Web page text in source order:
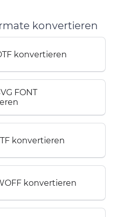
konvertieren
konvertieren
FONT
konvertieren
konvertieren